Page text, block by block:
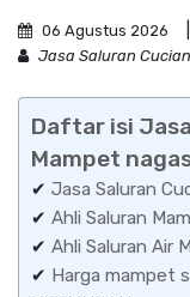
06 Agustus 2026
Jasa Saluran
Daftar isi
Mampet
✔ Jasa Saluran
✔ Ahli Saluran
✔ Ahli Saluran Air
✔ Harga mampet